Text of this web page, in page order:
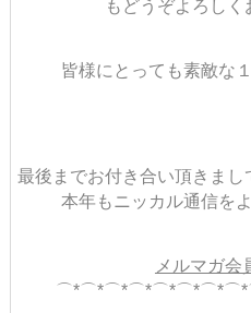
もどうぞよろしく
皆様にとっても素敵な
最後までお付き合い頂きまし
本年もニッカル通信を
メルマガ会